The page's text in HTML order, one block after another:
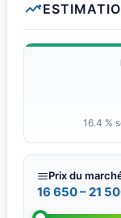
16.4 %
Prix du
16 650 – 21